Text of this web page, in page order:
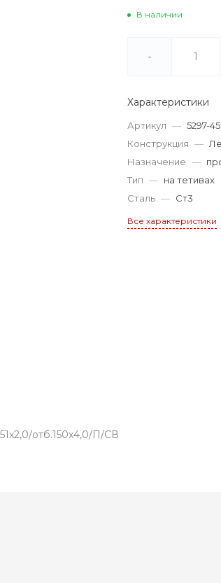
В наличии
-
Характеристики
Артикул — 5297-
Конструкция —
Назначение —
Тип — на тетивах
Сталь — Ст3
Все характеристики
отб.150х4,0/П/СВ